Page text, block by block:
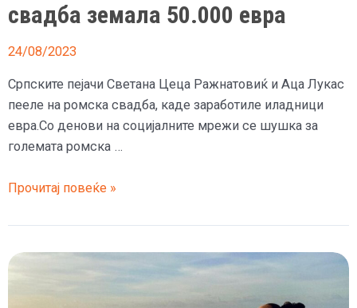
свадба земала 50.000 евра
24/08/2023
Српските пејачи Светана Цеца Ражнатовиќ и Аца Лукас
пееле на ромска свадба, каде заработиле иладници
евра.Со денови на социјалните мрежи се шушка за
големата ромска …
Цеца
еден
саат
на
Прочитај повеќе »